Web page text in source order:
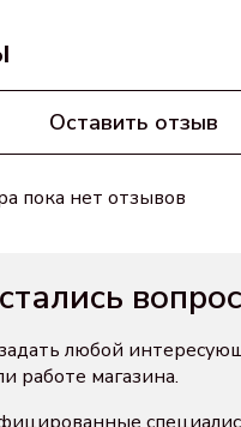
Оставить отзыв
пока нет отзывов
любой
работе магазина.